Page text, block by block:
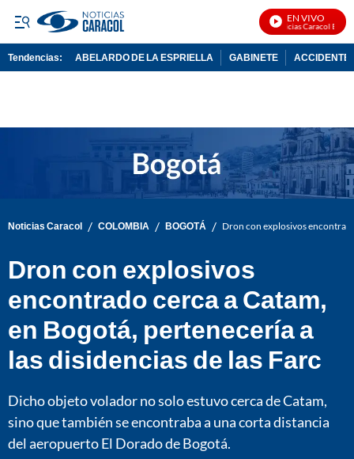
EN VIVO
Noticias Caracol En Vivo
Tendencias: ABELARDO DE LA ESPRIELLA GABINETE ACCIDENTE
Noticias Caracol / COLOMBIA / BOGOTÁ / Dron con explosivos
Dron con explosivos
encontrado cerca a Catam,
en Bogotá, pertenecería a
las disidencias de las Farc
Dicho objeto volador no solo estuvo cerca de Catam,
sino que también se encontraba a una corta distancia
del aeropuerto El Dorado de Bogotá.